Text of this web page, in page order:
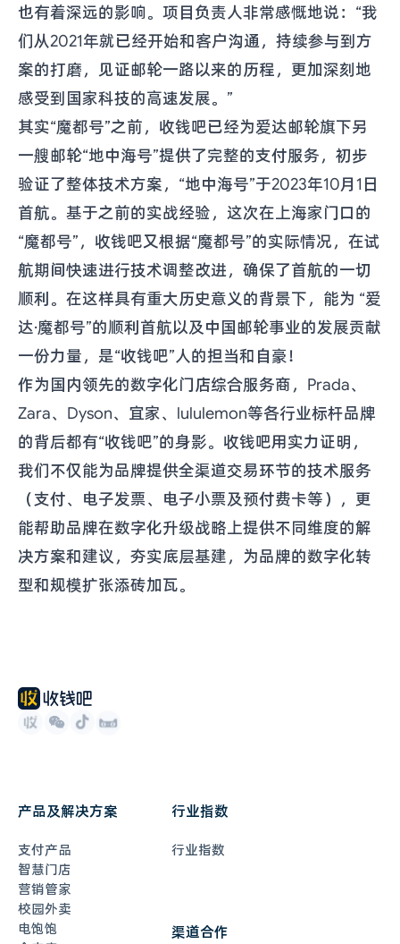
也有着深远的影响。项目负责人非常感慨地说：“我
们从2021年就已经开始和客户沟通，持续参与到方
案的打磨，见证邮轮一路以来的历程，更加深刻地
感受到国家科技的高速发展。”
其实“魔都号”之前，收钱吧已经为爱达邮轮旗下另
一艘邮轮“地中海号”提供了完整的支付服务，初步
验证了整体技术方案，“地中海号”于2023年10月1日
首航。基于之前的实战经验，这次在上海家门口的
“魔都号”，收钱吧又根据“魔都号”的实际情况，在试
航期间快速进行技术调整改进，确保了首航的一切
顺利。在这样具有重大历史意义的背景下，能为 “爱
达·魔都号”的顺利首航以及中国邮轮事业的发展贡献
一份力量，是“收钱吧”人的担当和自豪！
作为国内领先的数字化门店综合服务商，Prada、
Zara、Dyson、宜家、lululemon等各行业标杆品牌
的背后都有“收钱吧”的身影。收钱吧用实力证明，
我们不仅能为品牌提供全渠道交易环节的技术服务
（支付、电子发票、电子小票及预付费卡等），更
能帮助品牌在数字化升级战略上提供不同维度的解
决方案和建议，夯实底层基建，为品牌的数字化转
型和规模扩张添砖加瓦。
产品及解决方案
支付产品
智慧门店
营销管家
校园外卖
电饱饱
行业指数
行业指数
渠道合作